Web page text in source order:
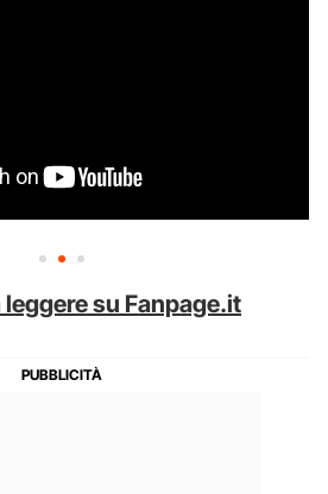
su Fanpage.it